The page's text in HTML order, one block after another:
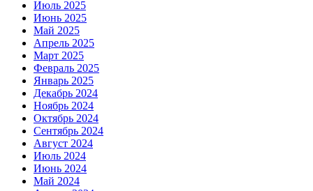
Июль 2025
Июнь 2025
Май 2025
Апрель 2025
Март 2025
Февраль 2025
Январь 2025
Декабрь 2024
Ноябрь 2024
Октябрь 2024
Сентябрь 2024
Август 2024
Июль 2024
Июнь 2024
Май 2024